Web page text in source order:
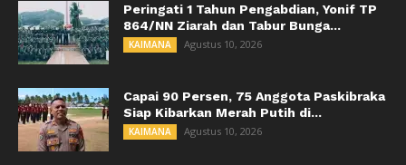
Peringati 1 Tahun Pengabdian, Yonif TP
864/NN Ziarah dan Tabur Bunga...
KAIMANA Agustus 10, 2026
Capai 90 Persen, 75 Anggota Paskibraka
Siap Kibarkan Merah Putih di...
KAIMANA Agustus 10, 2026